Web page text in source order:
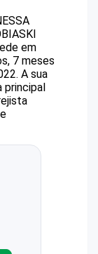
em
7 meses
A sua
principal